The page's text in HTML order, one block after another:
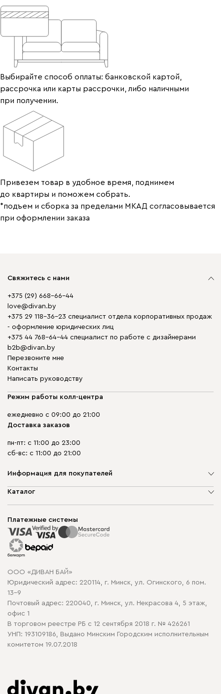
Выбирайте способ оплаты: банковской картой,
рассрочка или карты рассрочки, либо наличными
при получении.
Привезем товар в удобное время, поднимем
до квартиры и поможем собрать.
*подъем и сборка за пределами МКАД согласовывается
при оформлении заказа
Свяжитесь с нами
+375 (29) 668-66-44
love@divan.by
+375 29 118-36-23 специалист отдела корпоративных продаж
- оформление юридических лиц
+375 44 768-64-44 специалист по работе с дизайнерами
b2b@divan.by
Перезвоните мне
Контакты
Написать руководству
Режим работы колл-центра
ежедневно с 09:00 до 21:00
Доставка заказов
пн-пт: с 11:00 до 23:00
сб-вс: с 11:00 до 21:00
Информация для покупателей
О компании
Способы оплаты
Рассрочка и кредит
Гарантия
Карта сайта
Политика конфиденциальности
Политика в отношении обработки cookie
Каталог
Корпусная мебель
Распродажа мебели
Платежные системы
ООО «ДИВАН БАЙ»
Юридический адрес: 220114, г. Минск, ул. Огинского, 6 пом.
13-9
Почтовый адрес: 220040, г. Минск, ул. Некрасова 4, 5 этаж,
офис 1
В торговом реестре РБ с 12 сентября 2018 г. № 426261
УНП: 193109186, Выдано Минским Городским исполнительным
комитетом 19.07.2018